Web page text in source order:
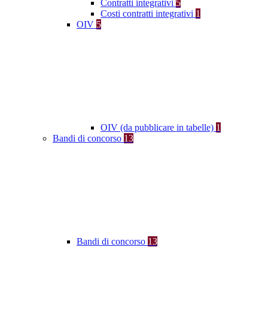
Contratti integrativi 5
Costi contratti integrativi 1
OIV 5
OIV (da pubblicare in tabelle) 1
Bandi di concorso 13
Bandi di concorso 13